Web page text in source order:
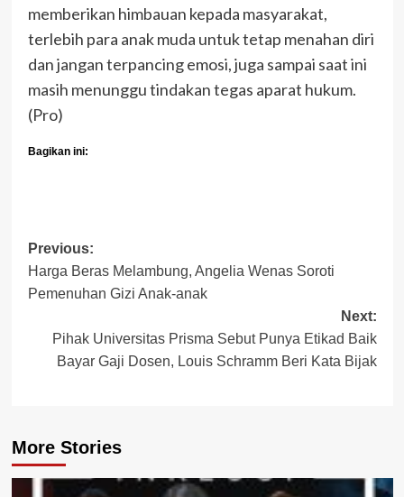
memberikan himbauan kepada masyarakat,
terlebih para anak muda untuk tetap menahan diri
dan jangan terpancing emosi, juga sampai saat ini
masih menunggu tindakan tegas aparat hukum.
(Pro)
Bagikan ini:
Post
navigation
Previous:
Harga Beras Melambung, Angelia Wenas Soroti
Pemenuhan Gizi Anak-anak
Next:
Pihak Universitas Prisma Sebut Punya Etikad Baik
Bayar Gaji Dosen, Louis Schramm Beri Kata Bijak
More Stories